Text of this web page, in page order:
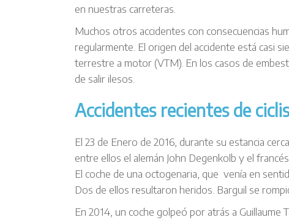
en nuestras carreteras.
Muchos otros accidentes con consecuencias
regularmente. El origen del accidente está casi
terrestre a motor (VTM). En los casos de
de salir ilesos.
Accidentes recientes de
El 23 de Enero de 2016, durante su estancia
entre ellos el alemán John Degenkolb y el
El coche de una octogenaria, que venía en
Dos de ellos resultaron heridos. Barguil se
En 2014, un coche golpeó por atrás a